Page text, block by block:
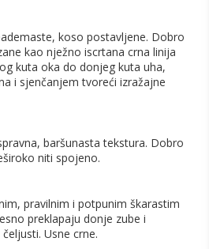
koso postavljene. Dobro
kao nježno iscrtana crna linija
kuta oka do donjeg kuta uha,
i sjenčanjem tvoreći izražajne
baršunasta tekstura. Dobro
niti spojeno.
pravilnim i potpunim škarastim
preklapaju donje zube i
Usne crne.